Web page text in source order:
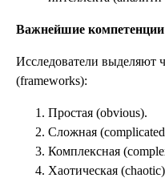
Важнейшие компетенции
Исследователи выделяют
(frameworks):
Простая (obvious).
Сложная
Комплексная
Хаотическая